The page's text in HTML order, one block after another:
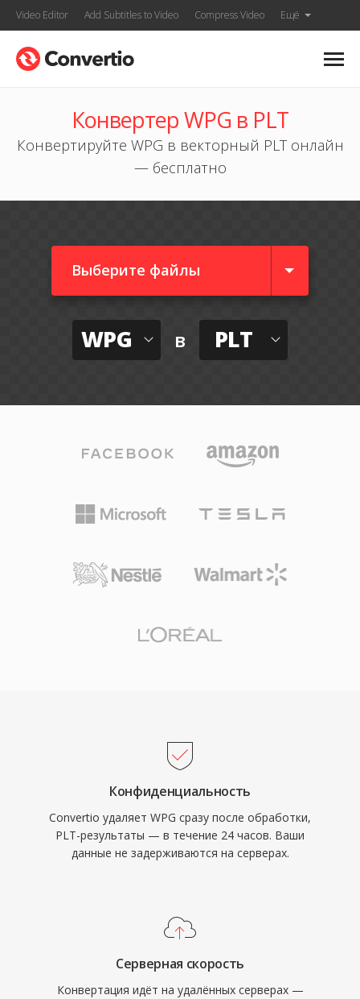
Video Editor Add Subtitles to Video Compress Video Ещё
Конвертер WPG в PLT
Конвертируйте WPG в векторный PLT онлайн
— бесплатно
Выберите файлы
WPG в PLT
Конфиденциальность
Convertio удаляет WPG сразу после обработки,
PLT-результаты — в течение 24 часов. Ваши
данные не задерживаются на серверах.
Серверная скорость
Конвертация идёт на удалённых серверах —